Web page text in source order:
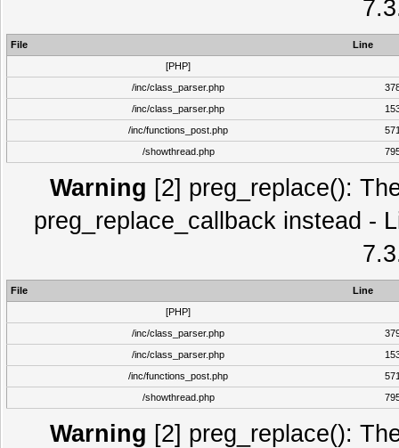
File
Line
[PHP]
/inc/class_parser.php
/inc/class_parser.php
/inc/functions_post.php
/showthread.php
Warning [2] preg_replace():
preg_replace_callback instead -
File
Line
[PHP]
/inc/class_parser.php
/inc/class_parser.php
/inc/functions_post.php
/showthread.php
Warning [2] preg_replace():